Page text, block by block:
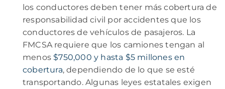
los conductores deben tener más cobertura de
responsabilidad civil por accidentes que los
conductores de vehículos de pasajeros. La
FMCSA requiere que los camiones tengan al
menos $750,000 y hasta $5 millones en
cobertura, dependiendo de lo que se esté
transportando. Algunas leyes estatales exigen